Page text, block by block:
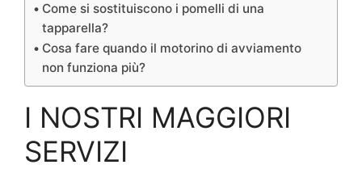
Come si sostituiscono i pomelli di una
tapparella?
Cosa fare quando il motorino di avviamento
non funziona più?
I NOSTRI MAGGIORI
SERVIZI